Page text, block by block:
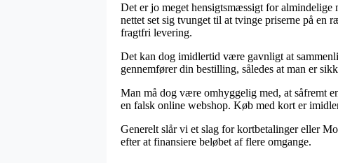
Det er jo meget hensigtsmæssigt for almindelige
nettet set sig tvunget til at tvinge priserne på en
fragtfri levering.
Det kan dog imidlertid være gavnligt at
gennemfører din bestilling, således at man er
Man må dog være omhyggelig med, at såfremt
en falsk online webshop. Køb med kort er
Generelt slår vi et slag for kortbetalinger eller
efter at finansiere beløbet af flere omgange.